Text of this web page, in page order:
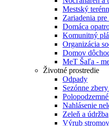
Mestský
Zariadenia
Domáca
Komunitný
Organizácia
Domov
MeT Šaľa -
Životné prostredie
Odpady
Sezónne
Nahlásenie
Zeleň a údržba
Výrub stromov